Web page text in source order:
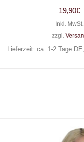
19,90€
Inkl. MwSt.
zzgl.
Lieferzeit: ca. 1-2 Tage